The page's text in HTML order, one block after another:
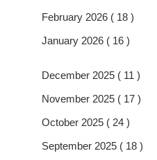
February 2026 ( 18 )
January 2026 ( 16 )
December 2025 ( 11 )
November 2025 ( 17 )
October 2025 ( 24 )
September 2025 ( 18 )